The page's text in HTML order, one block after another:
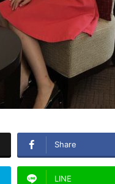
Share
LINE